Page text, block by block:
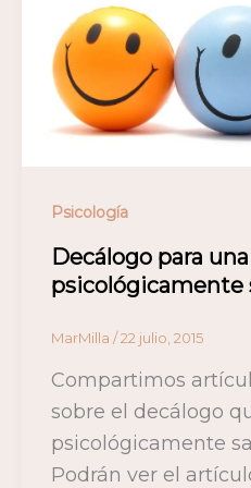
Psicología
Decálogo para
psicológicamente
MarMilla /22 julio, 2015
Compartimos
sobre el decálogo
psicológicamente
Podrán ver el